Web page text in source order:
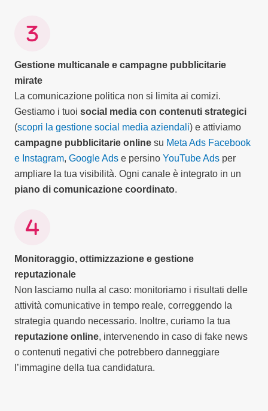
Gestione multicanale e campagne pubblicitarie
mirate
La comunicazione politica non si limita ai comizi.
Gestiamo i tuoi social media con contenuti strategici
(scopri la gestione social media aziendali) e attiviamo
campagne pubblicitarie online su Meta Ads Facebook
e Instagram, Google Ads e persino YouTube Ads per
ampliare la tua visibilità. Ogni canale è integrato in un
piano di comunicazione coordinato.
Monitoraggio, ottimizzazione e gestione
reputazionale
Non lasciamo nulla al caso: monitoriamo i risultati delle
attività comunicative in tempo reale, correggendo la
strategia quando necessario. Inoltre, curiamo la tua
reputazione online, intervenendo in caso di fake news
o contenuti negativi che potrebbero danneggiare
l’immagine della tua candidatura.